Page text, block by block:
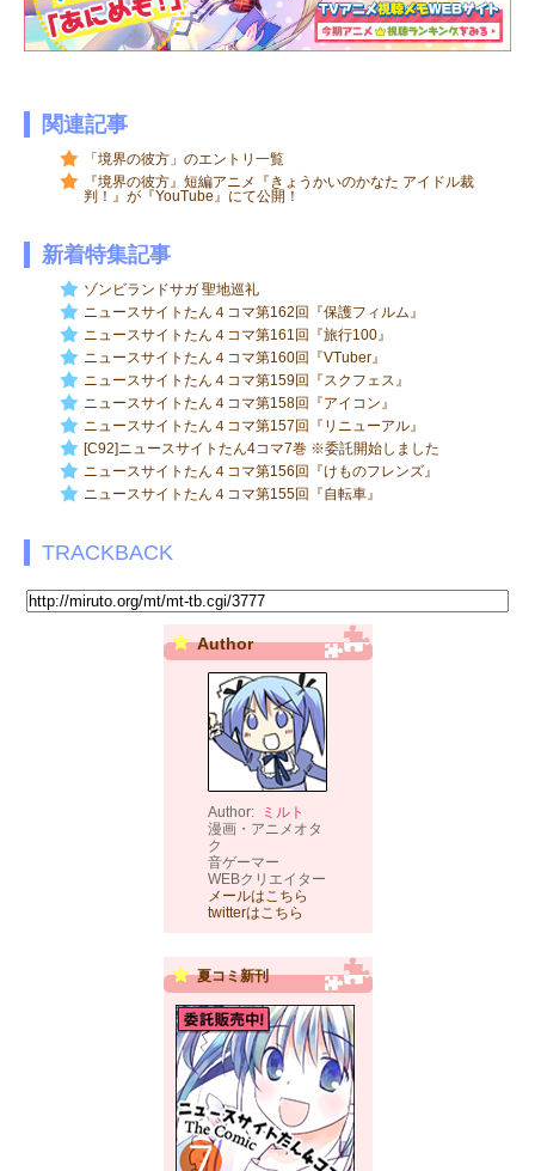
関連記事
「境界の彼方」のエントリ一覧
『境界の彼方』短編アニメ『きょうかいのかなた アイドル裁
判！』が『YouTube』にて公開！
新着特集記事
ゾンビランドサガ 聖地巡礼
ニュースサイトたん４コマ第162回『保護フィルム』
ニュースサイトたん４コマ第161回『旅行100』
ニュースサイトたん４コマ第160回『VTuber』
ニュースサイトたん４コマ第159回『スクフェス』
ニュースサイトたん４コマ第158回『アイコン』
ニュースサイトたん４コマ第157回『リニューアル』
[C92]ニュースサイトたん4コマ7巻 ※委託開始しました
ニュースサイトたん４コマ第156回『けものフレンズ』
ニュースサイトたん４コマ第155回『自転車』
TRACKBACK
Author
Author:
ミルト
漫画・アニメオタ
ク
音ゲーマー
WEBクリエイター
メールはこちら
twitterはこちら
夏コミ新刊